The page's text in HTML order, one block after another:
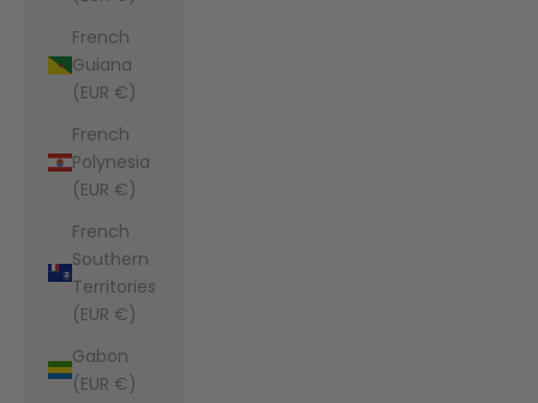
French
Guiana
(EUR €)
French
Polynesia
(EUR €)
French
Southern
Territories
(EUR €)
Gabon
(EUR €)